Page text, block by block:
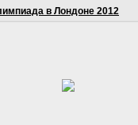
в Лондоне 2012
коное,велогонки,конный